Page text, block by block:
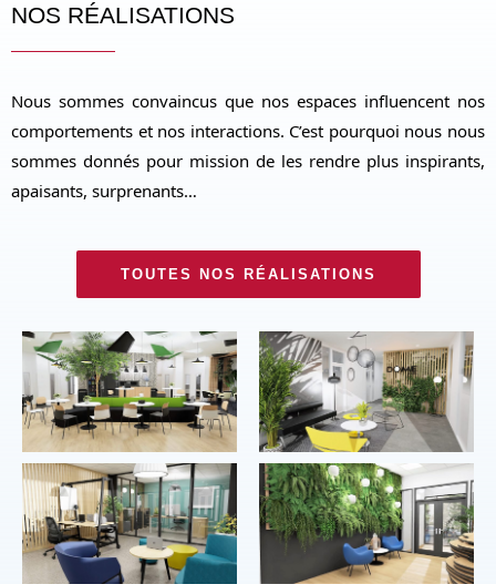
NOS RÉALISATIONS
Nous sommes convaincus que nos espaces influencent nos
comportements et nos interactions. C’est pourquoi nous nous
sommes donnés pour mission de les rendre plus inspirants,
apaisants, surprenants…
TOUTES NOS RÉALISATIONS